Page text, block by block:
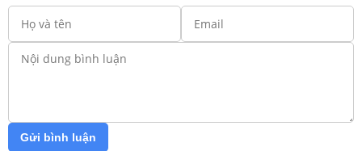
Gửi bình luận